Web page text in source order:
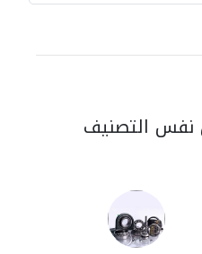
نفس التصنيف